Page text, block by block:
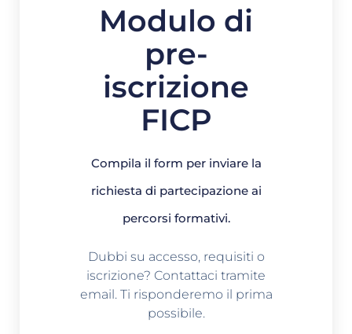
Modulo di
pre-
iscrizione
FICP
Compila il form per inviare la
richiesta di partecipazione ai
percorsi formativi.
Dubbi su accesso, requisiti o
iscrizione? Contattaci tramite
email. Ti risponderemo il prima
possibile.